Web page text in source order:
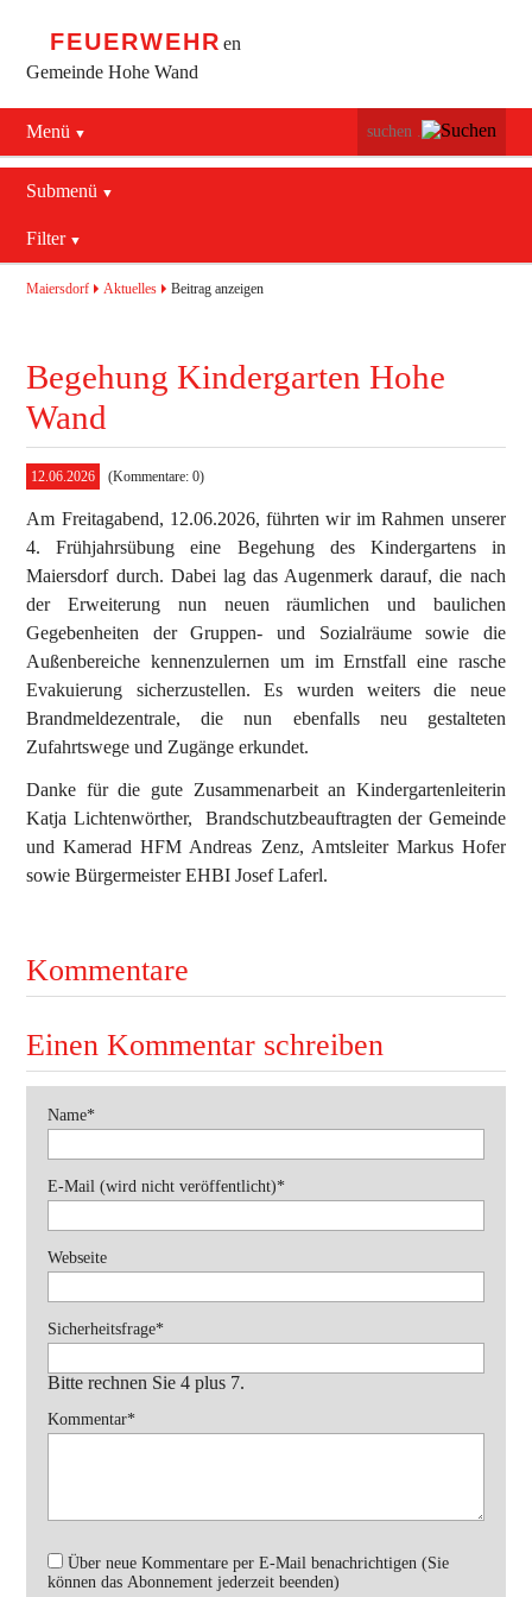
FEUERWEHR en
Gemeinde Hohe Wand
Menü
Navigation
überspringen
Netting
Submenü
überspringen
Aktuelles
Mannschaft
Ausrüstung
Blaulichtzentrum
Feuerwehrhaus (bis 2022)
Fahrzeuge
Bekleidung
Termine
Geschichte
Kontakt
Filter
2016
2018
2019
Aktuelles
Allgemein
Ausbildung
Bewerbe
Jugend
Maiersdorf Aktuelles Beitrag anzeigen
Begehung Kindergarten Hohe
Wand
12.06.2026 (Kommentare: 0)
Am Freitagabend, 12.06.2026, führten wir im Rahmen unserer
4. Frühjahrsübung eine Begehung des Kindergartens in
Maiersdorf durch. Dabei lag das Augenmerk darauf, die nach
der Erweiterung nun neuen räumlichen und baulichen
Gegebenheiten der Gruppen- und Sozialräume sowie die
Außenbereiche kennenzulernen um im Ernstfall eine rasche
Evakuierung sicherzustellen. Es wurden weiters die neue
Brandmeldezentrale, die nun ebenfalls neu gestalteten
Zufahrtswege und Zugänge erkundet.
Danke für die gute Zusammenarbeit an Kindergartenleiterin
Katja Lichtenwörther, Brandschutzbeauftragten der Gemeinde
und Kamerad HFM Andreas Zenz, Amtsleiter Markus Hofer
sowie Bürgermeister EHBI Josef Laferl.
Kommentare
Einen Kommentar schreiben
Pflichtfeld
Name*
Pflichtfeld
E-Mail (wird nicht veröffentlicht)*
Webseite
Pflichtfeld
Sicherheitsfrage*
Bitte rechnen Sie 4 plus 7.
Pflichtfeld
Kommentar*
Über neue Kommentare per E-Mail benachrichtigen (Sie
können das Abonnement jederzeit beenden)